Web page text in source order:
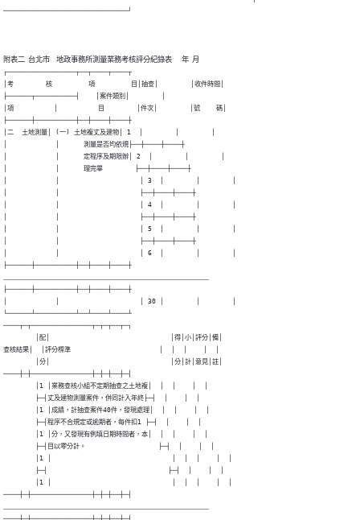
───────────────────────────────┘
┌─────────────────┬──┬────┬────┬
│考        核         項         目│抽查│        │收件時間│
├──────┬──────────┤    │案件類別│        │
│項          │          目        │件次│        │號    碼│
├──────┼──────────┼──┼────┼────┼
│二  土地測量│ (一) 土地複丈及建物│ 1  │        │        │
│            │      測量是否均依規├──┼────┼────┼
│            │      定程序及期限辦│ 2  │        │        │
│            │      理完畢        ├──┼────┼────┼
│            │                    │ 3  │        │        │
│            │                    ├──┼────┼────┼
│            │                    │ 4  │        │        │
│            │                    ├──┼────┼────┼
│            │                    │ 5  │        │        │
│            │                    ├──┼────┼────┼
│            │                    │ 6  │        │        │
├──────┼──────────┼──┼────┼────┼
├──────┼──────────┼──┼────┼────┼
│            │                    │ 30 │        │        │
└──────┴──────────┴──┴────┴────┴
────┬─┬───────────────┬─┬─┬──┬─┐
        │配│                              │得│小│評分│備│
查核結果│  │評分標準                      │  │  │    │  │
        │分│                              │分│計│意見│註│
────┼─┼───────────────┼─┼─┼──┼─┤
        │1 │業務查核小組不定期抽查之土地複│  │  │    │  │
        ├─┤丈及建物測量案件，併同計入年終├─┤  │    │  │
        │1 │成績，計抽查案件40件，發現處理│  │  │    │  │
        ├─┤程序不合規定或逾期者，每件扣1 ├─┤  │    │  │
        │1 │分，又發現有例填日期時間者，本│  │  │    │  │
        ├─┤目以零分計。                  ├─┤  │    │  │
        │1 │                              │  │  │    │  │
        ├─┤                              ├─┤  │    │  │
        │1 │                              │  │  │    │  │
────┼─┼───────────────┼─┼─┼──┼─┤